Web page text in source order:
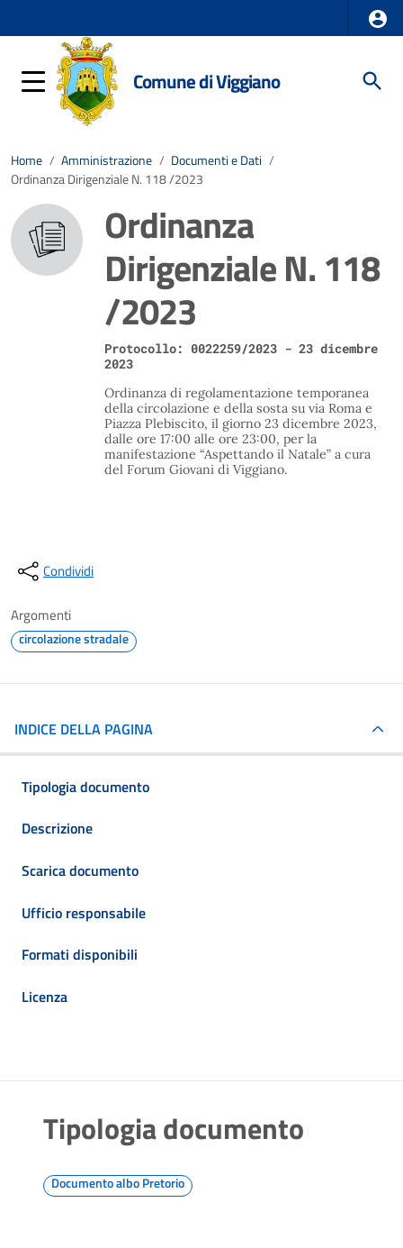
Comune di Viggiano
Home / Amministrazione / Documenti e Dati /
Ordinanza Dirigenziale N. 118 /2023
Ordinanza
Dirigenziale N. 118
/2023
Protocollo: 0022259/2023 - 23 dicembre
2023
Ordinanza di regolamentazione temporanea
della circolazione e della sosta su via Roma e
Piazza Plebiscito, il giorno 23 dicembre 2023,
dalle ore 17:00 alle ore 23:00, per la
manifestazione “Aspettando il Natale” a cura
del Forum Giovani di Viggiano.
Condividi
Argomenti
circolazione stradale
INDICE DELLA PAGINA
Tipologia documento
Descrizione
Scarica documento
Ufficio responsabile
Formati disponibili
Licenza
Tipologia documento
Documento albo Pretorio